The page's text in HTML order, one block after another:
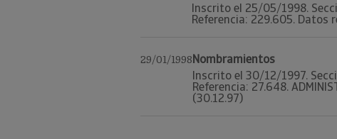
Inscrito el 25/05/1998.
Referencia: 229.605. Datos
29/01/1998Nombramientos
Inscrito el 30/12/1997.
Referencia: 27.648.
(30.12.97)